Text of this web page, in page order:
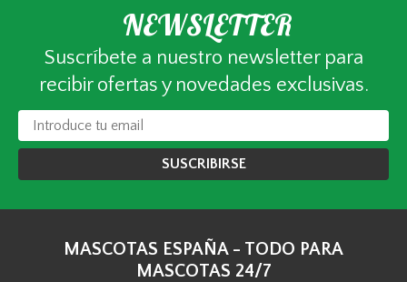
NEWSLETTER
Suscríbete a nuestro newsletter para
recibir ofertas y novedades exclusivas.
SUSCRIBIRSE
MASCOTAS ESPAÑA - TODO PARA
MASCOTAS 24/7